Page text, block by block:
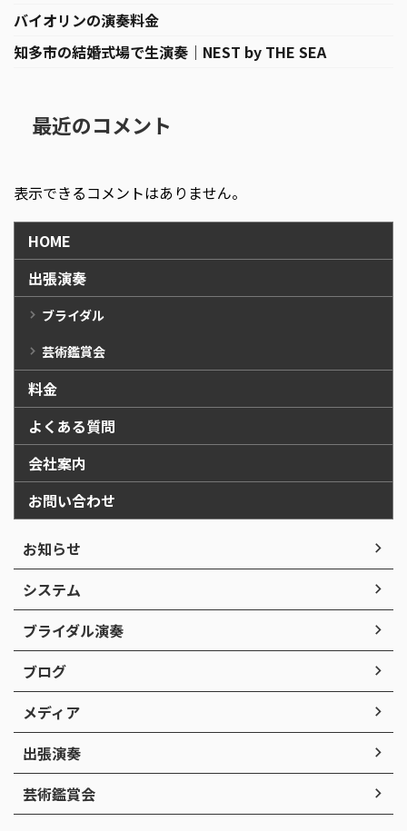
バイオリンの演奏料金
知多市の結婚式場で生演奏｜NEST by THE SEA
最近のコメント
表示できるコメントはありません。
HOME
出張演奏
ブライダル
芸術鑑賞会
料金
よくある質問
会社案内
お問い合わせ
お知らせ
システム
ブライダル演奏
ブログ
メディア
出張演奏
芸術鑑賞会